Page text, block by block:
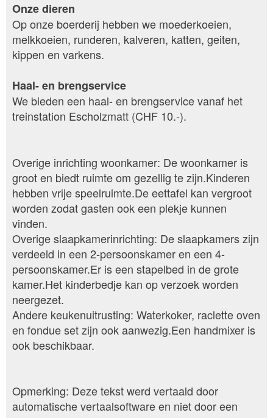
Onze dieren
Op onze boerderij hebben we moederkoeien,
melkkoeien, runderen, kalveren, katten, geiten,
kippen en varkens.
Haal- en brengservice
We bieden een haal- en brengservice vanaf het
treinstation Escholzmatt (CHF 10.-).
Overige inrichting woonkamer: De woonkamer is
groot en biedt ruimte om gezellig te zijn.Kinderen
hebben vrije speelruimte.De eettafel kan vergroot
worden zodat gasten ook een plekje kunnen
vinden.
Overige slaapkamerinrichting: De slaapkamers zijn
verdeeld in een 2-persoonskamer en een 4-
persoonskamer.Er is een stapelbed in de grote
kamer.Het kinderbedje kan op verzoek worden
neergezet.
Andere keukenuitrusting: Waterkoker, raclette oven
en fondue set zijn ook aanwezig.Een handmixer is
ook beschikbaar.
Opmerking: Deze tekst werd vertaald door
automatische vertaalsoftware en niet door een